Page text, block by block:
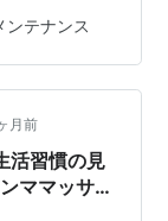
ことがあり
ことで自分で
あるからで
触れて初めて
毎朝血圧を
ンテナンス
月前
活習慣の見
ママッサー